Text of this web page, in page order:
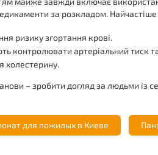
за розкладом. Найчастіше
ризику згортання крові.
контролювати артеріальний тиск
холестерину.
– зробити догляд за людьми
для пожилых в Киеве